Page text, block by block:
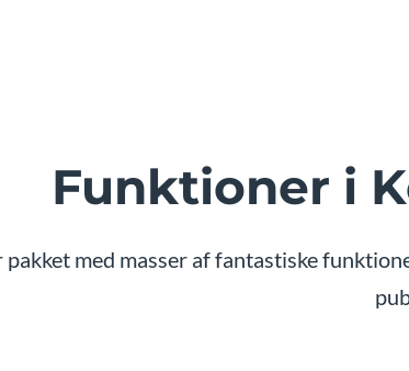
Funktioner i
med masser af fantastiske